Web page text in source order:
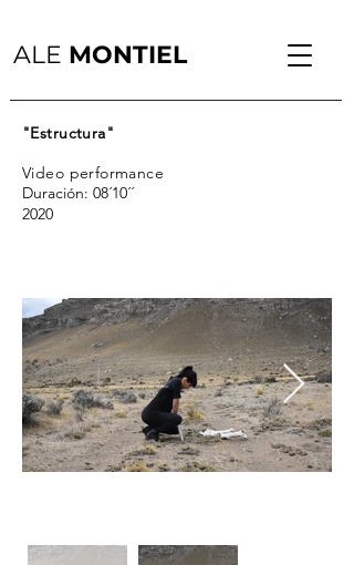
ALE MONTIEL
"Estructura"
Video performance
Duración: 08´10´´
2020